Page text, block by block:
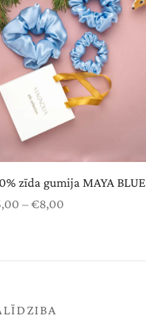
zīda gumija MAYA BLUE
–€8,00